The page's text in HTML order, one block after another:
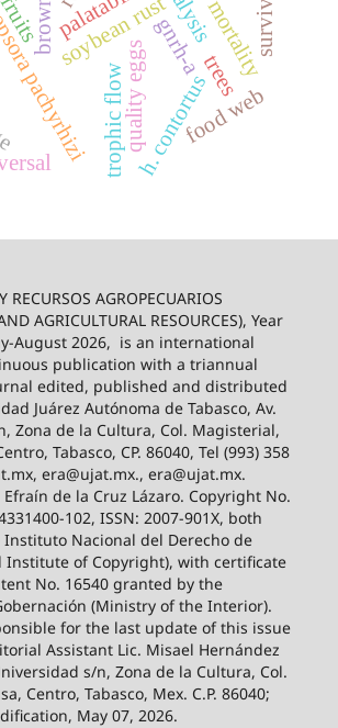
soybean rust
h. contortus
gnrh-a
quality eggs trees
trophic flow food web
mortality
survival
RECURSOS AGROPECUARIOS
AGRICULTURAL RESOURCES), Year
August 2026, is an international
publication with a triannual
edited, published and distributed
Juárez Autónoma de Tabasco, Av.
Zona de la Cultura, Col. Magisterial,
Tabasco, CP. 86040, Tel (993) 358
era@ujat.mx., era@ujat.mx.
de la Cruz Lázaro. Copyright No.
102, ISSN: 2007-901X, both
Nacional del Derecho de
Institute of Copyright), with certificate
No. 16540 granted by the
(Ministry of the Interior).
for the last update of this issue
Assistant Lic. Misael Hernández
s/n, Zona de la Cultura, Col.
Centro, Tabasco, Mex. C.P. 86040;
May 07, 2026.